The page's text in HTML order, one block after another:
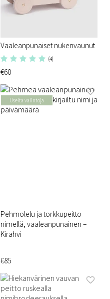
Vaaleanpunaiset nukenvaunut
(4)
€60
Useita valintoja
Pehmolelu ja torkkupeitto
nimellä, vaaleanpunainen –
Kirahvi
€85